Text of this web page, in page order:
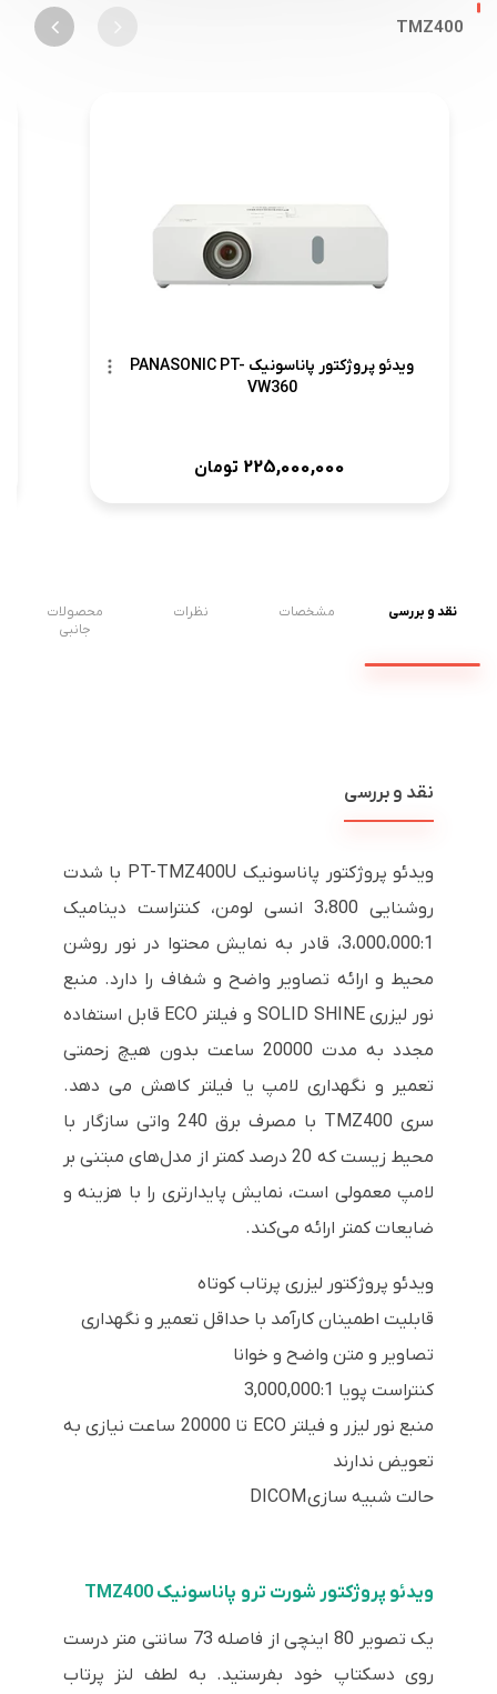
TMZ400
ویدئو پروژکتور پاناسونیک PANASONIC PT-
VW360
225,000,000 تومان
نقد و بررسی مشخصات نظرات
محصولات
جانبی
نقد و بررسی
ویدئو پروژکتور پاناسونیک PT-TMZ400U با شدت
روشنایی 3،800 انسی لومن، کنتراست دینامیک
3،000،000:1، قادر به نمایش محتوا در نور روشن
محیط و ارائه تصاویر واضح و شفاف را دارد. منبع
نور لیزری SOLID SHINE و فیلتر ECO قابل استفاده
مجدد به مدت 20000 ساعت بدون هیچ زحمتی
تعمیر و نگهداری لامپ یا فیلتر کاهش می دهد.
سری TMZ400 با مصرف برق 240 واتی سازگار با
محیط زیست که 20 درصد کمتر از مدل‌های مبتنی بر
لامپ معمولی است، نمایش پایدارتری را با هزینه و
ضایعات کمتر ارائه می‌کند.
ویدئو پروژکتور لیزری پرتاب کوتاه
قابلیت اطمینان کارآمد با حداقل تعمیر و نگهداری
تصاویر و متن واضح و خوانا
کنتراست پویا 3,000,000:1
منبع نور لیزر و فیلتر ECO تا 20000 ساعت نیازی به
تعویض ندارند
حالت شبیه سازی DICOM
ویدئو پروژکتور شورت ترو پاناسونیک TMZ400
یک تصویر 80 اینچی از فاصله 73 سانتی متر درست
روی دسکتاپ خود بفرستید. به لطف لنز پرتاب